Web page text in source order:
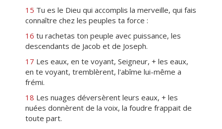
15 Tu es le Dieu qui accomplis la merveille, qui fais
connaître chez les peuples ta force :
16 tu rachetas ton peuple avec puissance, les
descendants de Jacob et de Joseph.
17 Les eaux, en te voyant, Seigneur, + les eaux,
en te voyant, tremblèrent, l'abîme lui-même a
frémi.
18 Les nuages déversèrent leurs eaux, + les
nuées donnèrent de la voix, la foudre frappait de
toute part.